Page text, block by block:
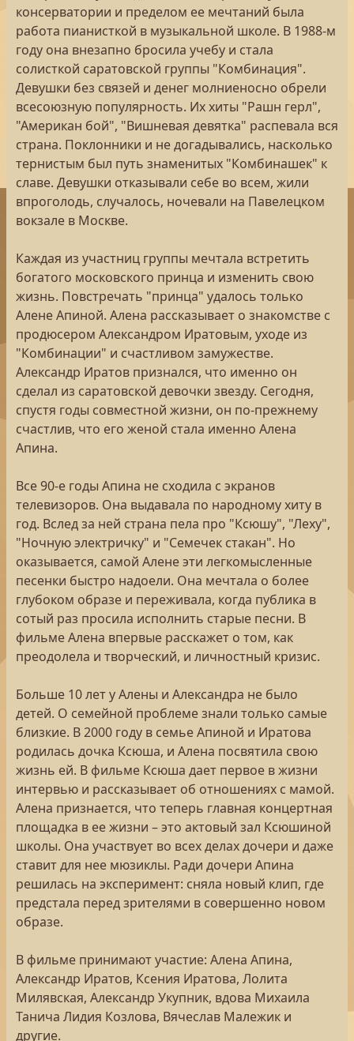
консерватории и пределом ее мечтаний была
работа пианисткой в музыкальной школе. В 1988-м
году она внезапно бросила учебу и стала
солисткой саратовской группы "Комбинация".
Девушки без связей и денег молниеносно обрели
всесоюзную популярность. Их хиты "Рашн герл",
"Американ бой", "Вишневая девятка" распевала вся
страна. Поклонники и не догадывались, насколько
тернистым был путь знаменитых "Комбинашек" к
славе. Девушки отказывали себе во всем, жили
впроголодь, случалось, ночевали на Павелецком
вокзале в Москве.
Каждая из участниц группы мечтала встретить
богатого московского принца и изменить свою
жизнь. Повстречать "принца" удалось только
Алене Апиной. Алена рассказывает о знакомстве с
продюсером Александром Иратовым, уходе из
"Комбинации" и счастливом замужестве.
Александр Иратов признался, что именно он
сделал из саратовской девочки звезду. Сегодня,
спустя годы совместной жизни, он по-прежнему
счастлив, что его женой стала именно Алена
Апина.
Все 90-е годы Апина не сходила с экранов
телевизоров. Она выдавала по народному хиту в
год. Вслед за ней страна пела про "Ксюшу", "Леху",
"Ночную электричку" и "Семечек стакан". Но
оказывается, самой Алене эти легкомысленные
песенки быстро надоели. Она мечтала о более
глубоком образе и переживала, когда публика в
сотый раз просила исполнить старые песни. В
фильме Алена впервые расскажет о том, как
преодолела и творческий, и личностный кризис.
Больше 10 лет у Алены и Александра не было
детей. О семейной проблеме знали только самые
близкие. В 2000 году в семье Апиной и Иратова
родилась дочка Ксюша, и Алена посвятила свою
жизнь ей. В фильме Ксюша дает первое в жизни
интервью и рассказывает об отношениях с мамой.
Алена признается, что теперь главная концертная
площадка в ее жизни – это актовый зал Ксюшиной
школы. Она участвует во всех делах дочери и даже
ставит для нее мюзиклы. Ради дочери Апина
решилась на эксперимент: сняла новый клип, где
предстала перед зрителями в совершенно новом
образе.
В фильме принимают участие: Алена Апина,
Александр Иратов, Ксения Иратова, Лолита
Милявская, Александр Укупник, вдова Михаила
Танича Лидия Козлова, Вячеслав Малежик и
другие.